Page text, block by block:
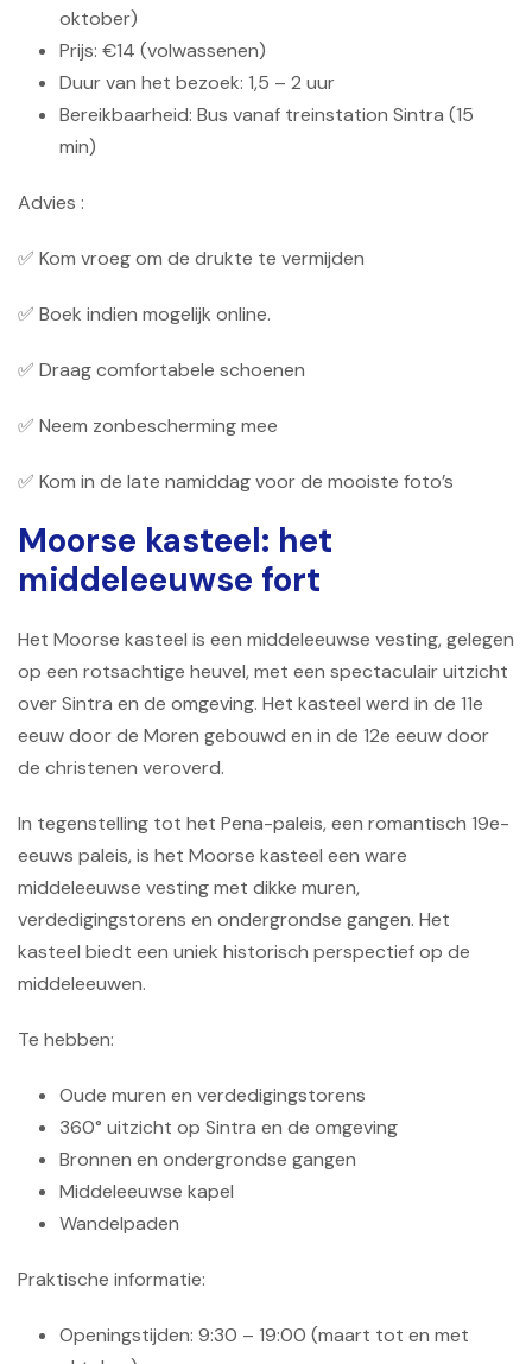
oktober)
Prijs: €14 (volwassenen)
Duur van het bezoek: 1,5 – 2 uur
Bereikbaarheid: Bus vanaf treinstation Sintra (15
min)
Advies :
✅ Kom vroeg om de drukte te vermijden
✅ Boek indien mogelijk online.
✅ Draag comfortabele schoenen
✅ Neem zonbescherming mee
✅ Kom in de late namiddag voor de mooiste foto’s
Moorse kasteel: het
middeleeuwse fort
Het Moorse kasteel is een middeleeuwse vesting, gelegen
op een rotsachtige heuvel, met een spectaculair uitzicht
over Sintra en de omgeving. Het kasteel werd in de 11e
eeuw door de Moren gebouwd en in de 12e eeuw door
de christenen veroverd.
In tegenstelling tot het Pena-paleis, een romantisch 19e-
eeuws paleis, is het Moorse kasteel een ware
middeleeuwse vesting met dikke muren,
verdedigingstorens en ondergrondse gangen. Het
kasteel biedt een uniek historisch perspectief op de
middeleeuwen.
Te hebben:
Oude muren en verdedigingstorens
360° uitzicht op Sintra en de omgeving
Bronnen en ondergrondse gangen
Middeleeuwse kapel
Wandelpaden
Praktische informatie:
Openingstijden: 9:30 – 19:00 (maart tot en met